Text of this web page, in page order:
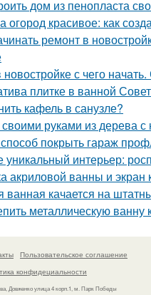
дом из пенопласта
огород красивое: как
ремонт в
с чего
плитке в ванной
кафель в санузле?
руками из дерева
покрыть гараж
уникальный интерьер:
акриловой ванны и экран
ванная качается на
металлическую
Пользовательское соглашение
конфидециальности
Довженко улица 4 корп.1, м. Парк Победы